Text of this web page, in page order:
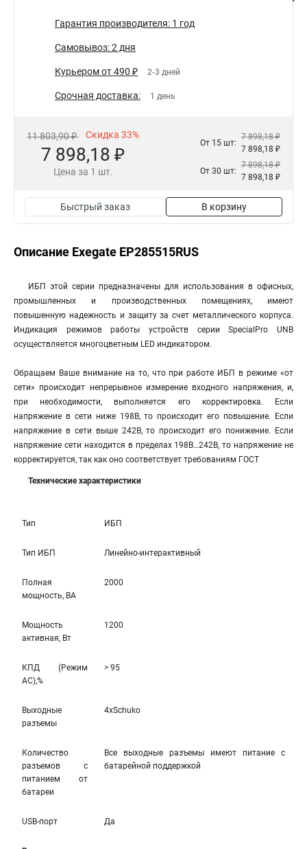
Гарантия производителя: 1 год
Самовывоз: 2 дня
Курьером от 490 ₽ 2-3 дней
Срочная доставка: 1 день
11 803,90 ₽ Скидка 33%
7 898,18 ₽
Цена за 1 шт.
От 15 шт:
7 898,18 ₽
7 898,18 ₽
От 30 шт:
7 898,18 ₽
7 898,18 ₽
Быстрый заказ В корзину
Описание Exegate EP285515RUS
ИБП этой серии предназначены для использования в офисных,
промышленных и производственных помещениях, имеют
повышенную надежность и защиту за счет металлического корпуса.
Индикация режимов работы устройств серии SpecialPro UNB
осуществляется многоцветным LED индикатором.
Обращаем Ваше внимание на то, что при работе ИБП в режиме «от
сети» происходит непрерывное измерение входного напряжения, и,
при необходимости, выполняется его корректировка. Если
напряжение в сети ниже 198В, то происходит его повышение. Если
напряжение в сети выше 242В, то происходит его понижение. Если
напряжение сети находится в пределах 198В…242В, то напряжение не
корректируется, так как оно соответствует требованиям ГОСТ
Технические характеристики
Тип ИБП
Тип ИБП Линейно-интерактивный
Полная
мощность, ВА
2000
Мощность
активная, Вт
1200
КПД (Режим
AC),%
> 95
Выходные
разъемы
4xSchuko
Количество
разъемов с
питанием от
батареи
Все выходные разъемы имеют питание с
батарейной поддержкой
USB-порт Да